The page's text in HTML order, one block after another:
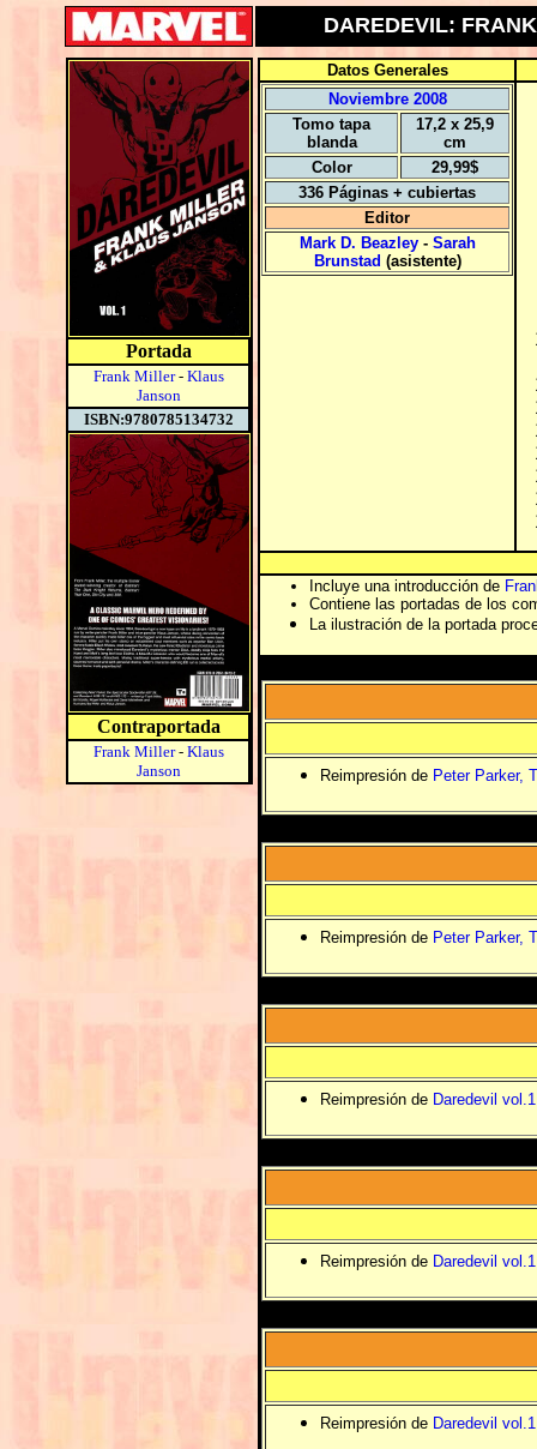
DAREDEVIL:
Portada
Frank Miller- Klaus
Janson
ISBN:9780785134732
Contraportada
Frank Miller- Klaus
Janson
Datos Generales
Noviembre 2008
Tomo tapa
blanda
17,2 x 25,9
cm
Color
29,99$
336 Páginas + cubiertas
Editor
Mark D. Beazley- Sarah
Brunstad (asistente)
Incluye una introducción de
Contiene las portadas de los
La ilustración de la portada
Reimpresión de Peter Parker,
Reimpresión de Peter Parker,
Reimpresión de Daredevil
Reimpresión de Daredevil
Reimpresión de Daredevil